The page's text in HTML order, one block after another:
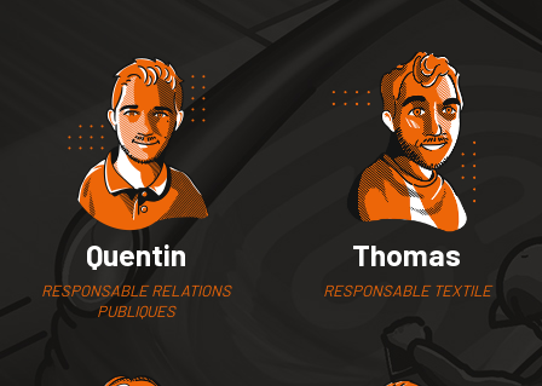
Quentin
RESPONSABLE RELATIONS
PUBLIQUES
Thomas
RESPONSABLE TEXTILE